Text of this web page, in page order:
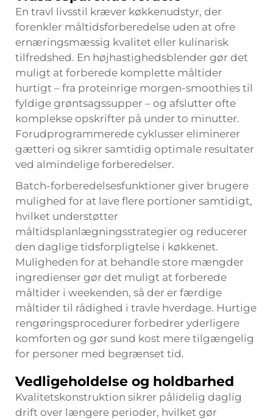
En travl livsstil kræver køkkenudstyr, der
forenkler måltidsforberedelse uden at ofre
ernæringsmæssig kvalitet eller kulinarisk
tilfredshed. En højhastighedsblender gør det
muligt at forberede komplette måltider
hurtigt – fra proteinrige morgen-smoothies til
fyldige grøntsagssupper – og afslutter ofte
komplekse opskrifter på under to minutter.
Forudprogrammerede cyklusser eliminerer
gætteri og sikrer samtidig optimale resultater
ved almindelige forberedelser.
Batch-forberedelsesfunktioner giver brugere
mulighed for at lave flere portioner samtidigt,
hvilket understøtter
måltidsplanlægningsstrategier og reducerer
den daglige tidsforpligtelse i køkkenet.
Muligheden for at behandle store mængder
ingredienser gør det muligt at forberede
måltider i weekenden, så der er færdige
måltider til rådighed i travle hverdage. Hurtige
rengøringsprocedurer forbedrer yderligere
komforten og gør sund kost mere tilgængelig
for personer med begrænset tid.
Vedligeholdelse og holdbarhed
Kvalitetskonstruktion sikrer pålidelig daglig
drift over længere perioder, hvilket gør